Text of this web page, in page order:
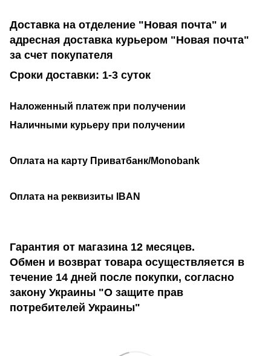
Доставка на отделение "Новая почта" и
адресная доставка курьером "Новая почта"
за счет покупателя
Сроки доставки: 1-3 суток
Наложенный платеж при получении
Наличными курьеру при получении
Оплата на карту Приватбанк/Monobank
Оплата на реквизиты IBAN
Гарантия от магазина 12 месяцев.
Обмен и возврат товара осуществляется в
течение 14 дней после покупки, согласно
закону Украины "О защите прав
потребителей Украины"